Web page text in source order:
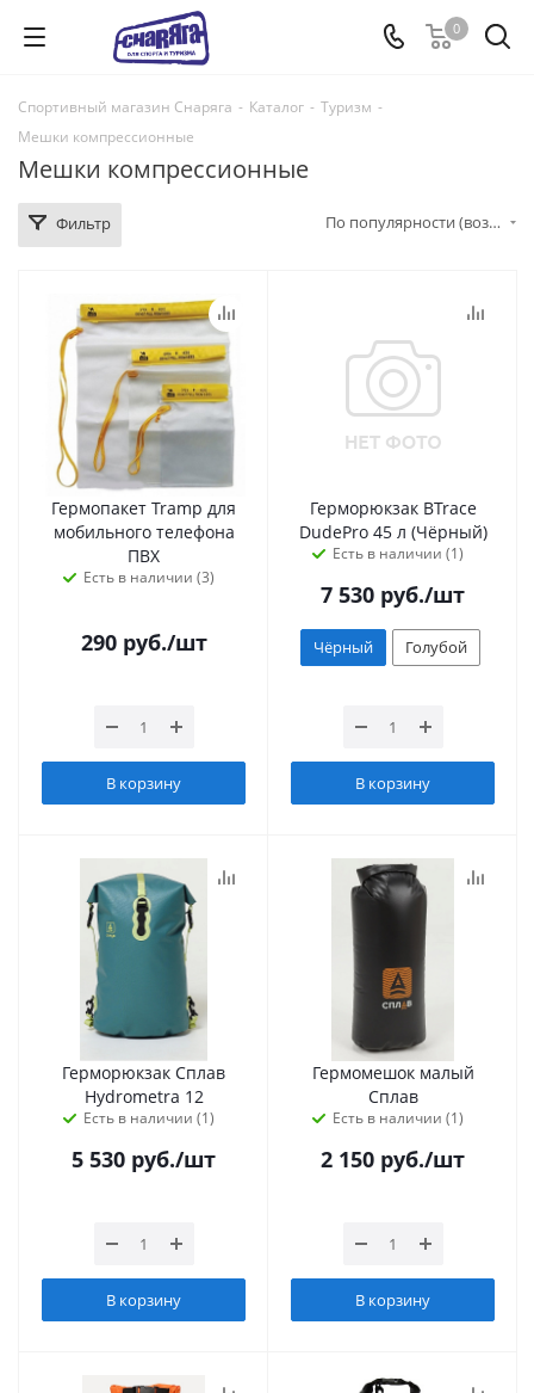
0
Спортивный магазин Снаряга - Каталог - Туризм -
Мешки компрессионные
Мешки компрессионные
Фильтр По популярности (возрастание)
Гермопакет Tramp для
мобильного телефона
ПВХ
Есть в наличии (3)
290руб./шт
В корзину
Герморюкзак BTrace
DudePro 45 л (Чёрный)
Есть в наличии (1)
7 530 руб./шт
Чёрный Голубой
В корзину
Герморюкзак Сплав
Hydrometra 12
Есть в наличии (1)
5 530 руб./шт
В корзину
Гермомешок малый
Сплав
Есть в наличии (1)
2 150 руб./шт
В корзину